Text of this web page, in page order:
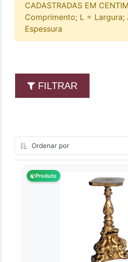
CADASTRADAS EM
Comprimento; L = Largura;
Espessura
FILTRAR
Produto